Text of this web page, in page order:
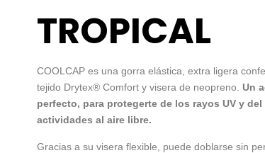
TROPICAL
COOLCAP es una gorra elástica, extra ligera
tejido Drytex® Comfort y visera de neopreno. Un
perfecto, para protegerte de los rayos UV y
actividades al aire libre.
Gracias a su visera flexible, puede doblarse sin